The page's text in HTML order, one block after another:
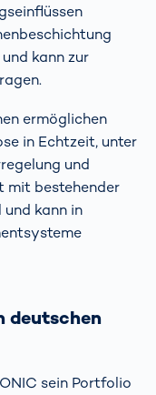
kann zur
ermöglichen
in Echtzeit, unter
und
mit bestehender
kann in
deutschen
sein Portfolio